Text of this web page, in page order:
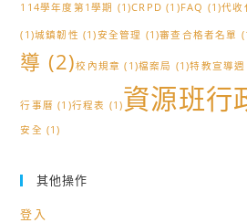
114學年度第1學期 (1)CRPD (1)FAQ (1)代收
(1)城鎮韌性 (1)安全管理 (1)審查合格者名單
導 (2)校內規章 (1)檔案局 (1)特教宣導週
行事曆 (1)行程表 (1)資源班行
安全 (1)
其他操作
登入